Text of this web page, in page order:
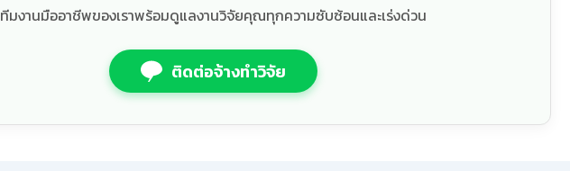
ทีมงานมืออาชีพของเราพร้อมดูแลงานวิจัยคุณทุกความซับซ้อนและเร่งด่วน
ติดต่อจ้างทำวิจัย